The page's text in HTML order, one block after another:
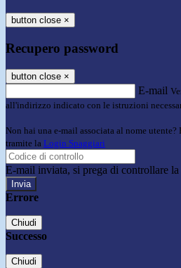
button close ×
Recupero password
button close ×
E-mail
all'indirizzo indicato con le istruzioni
Non hai una e-mail associata al nome
tramite la Login Spaggiari
E-mail inviata, si prega di controllare
Errore
Chiudi
Successo
Chiudi